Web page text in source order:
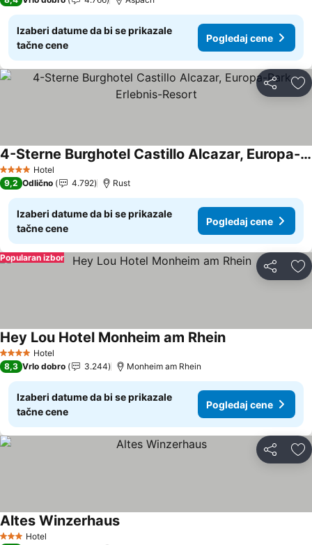
Izaberi datume da bi se prikazale
tačne cene
Pogledaj cene
Deli
4 ZvezdiceHotel
4-Sterne Burghotel Castillo Alcazar, Europa-Park Erlebnis-Resort
Pogledaj cene
9,2 Odlično 4.792 Rust
Izaberi datume da bi se prikazale
tačne cene
Pogledaj cene
Deli
Popularan izbor
4 ZvezdiceHotel
Hey Lou Hotel Monheim am RheinPogledaj cene
8,3 Vrlo dobro 3.244 Monheim am Rhein
Izaberi datume da bi se prikazale
tačne cene
Pogledaj cene
Deli
3 Zvezdice
Hotel
Altes WinzerhausPogledaj cene